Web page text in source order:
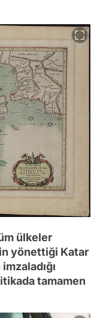
ülkeler
yönettiği Katar
tamamen